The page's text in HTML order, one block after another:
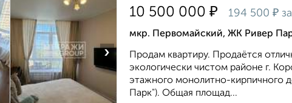
›
10 500 000 ₽ 194 500 ₽
мкр. Первомайский, ЖК Ривер
Продам квартиру. Продаётся
экологически чистом районе г.
этажного монолитно-кирпичного
Парк"). Общая площад...